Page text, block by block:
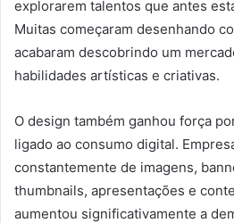
explorarem talentos que antes
Muitas começaram desenhando
acabaram descobrindo um
habilidades artísticas e criativas.
O design também ganhou força
ligado ao consumo digital.
constantemente de imagens,
thumbnails, apresentações e
aumentou significativamente a